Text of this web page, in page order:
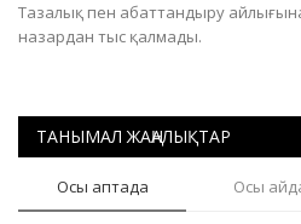
Тазалық пен абаттандыру
назардан тыс қалмады.
ТАНЫМАЛ ЖАҢАЛЫҚТАР
Осы аптада Осы